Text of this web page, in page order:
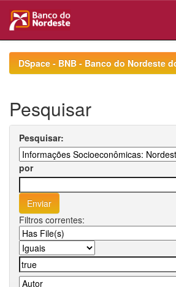
navigationDSpace - BNB - Banco do Nordeste
Pesquisar
Pesquisar:
por
Filtros correntes: